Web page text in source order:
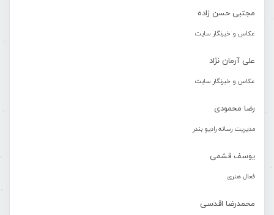
مجتبی حسن زاده
عکاس و خبرنگار سایت
علی آرمان نژاد
عکاس و خبرنگار سایت
رضا محمودی
مدیریت رسانه رادیو بندر
یوسف قشمی
فعال هنری
محمدرضا اقدسی